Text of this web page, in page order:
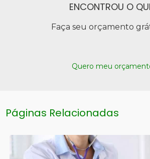
ENCONTROU O
Faça seu orçamento
Quero meu
Páginas Relacionadas